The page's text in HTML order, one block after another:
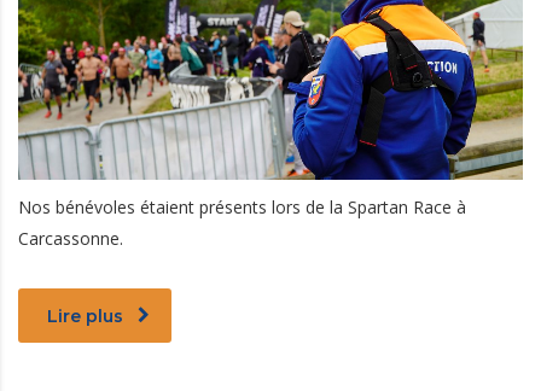
Nos bénévoles étaient présents lors de la Spartan Race à
Carcassonne.
Lire plus